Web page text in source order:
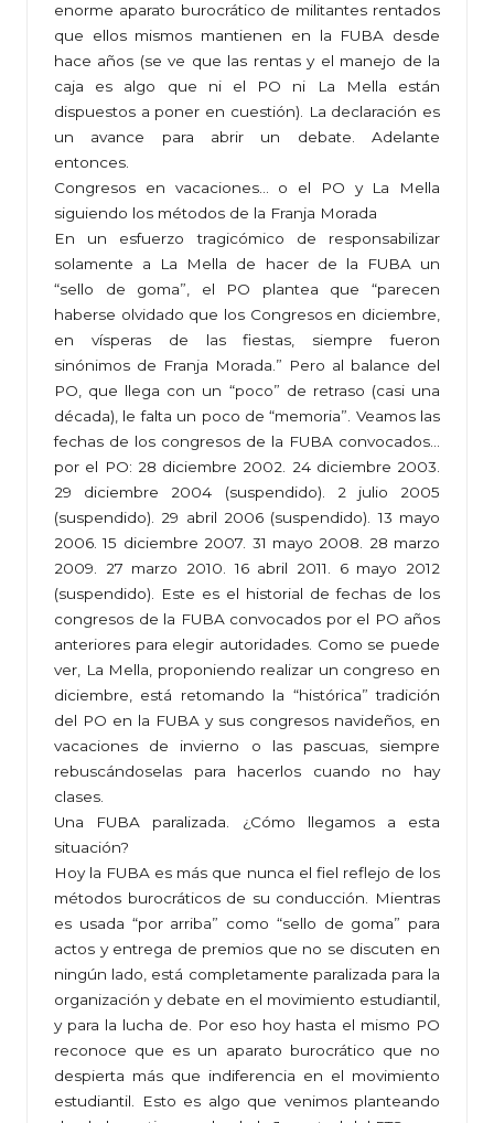
enorme aparato burocrático de militantes rentados
que ellos mismos mantienen en la FUBA desde
hace años (se ve que las rentas y el manejo de la
caja es algo que ni el PO ni La Mella están
dispuestos a poner en cuestión). La declaración es
un avance para abrir un debate. Adelante
entonces.
Congresos en vacaciones… o el PO y La Mella
siguiendo los métodos de la Franja Morada
En un esfuerzo tragicómico de responsabilizar
solamente a La Mella de hacer de la FUBA un
“sello de goma”, el PO plantea que “parecen
haberse olvidado que los Congresos en diciembre,
en vísperas de las fiestas, siempre fueron
sinónimos de Franja Morada.” Pero al balance del
PO, que llega con un “poco” de retraso (casi una
década), le falta un poco de “memoria”. Veamos las
fechas de los congresos de la FUBA convocados…
por el PO: 28 diciembre 2002. 24 diciembre 2003.
29 diciembre 2004 (suspendido). 2 julio 2005
(suspendido). 29 abril 2006 (suspendido). 13 mayo
2006. 15 diciembre 2007. 31 mayo 2008. 28 marzo
2009. 27 marzo 2010. 16 abril 2011. 6 mayo 2012
(suspendido). Este es el historial de fechas de los
congresos de la FUBA convocados por el PO años
anteriores para elegir autoridades. Como se puede
ver, La Mella, proponiendo realizar un congreso en
diciembre, está retomando la “histórica” tradición
del PO en la FUBA y sus congresos navideños, en
vacaciones de invierno o las pascuas, siempre
rebuscándoselas para hacerlos cuando no hay
clases.
Una FUBA paralizada. ¿Cómo llegamos a esta
situación?
Hoy la FUBA es más que nunca el fiel reflejo de los
métodos burocráticos de su conducción. Mientras
es usada “por arriba” como “sello de goma” para
actos y entrega de premios que no se discuten en
ningún lado, está completamente paralizada para la
organización y debate en el movimiento estudiantil,
y para la lucha de. Por eso hoy hasta el mismo PO
reconoce que es un aparato burocrático que no
despierta más que indiferencia en el movimiento
estudiantil. Esto es algo que venimos planteando